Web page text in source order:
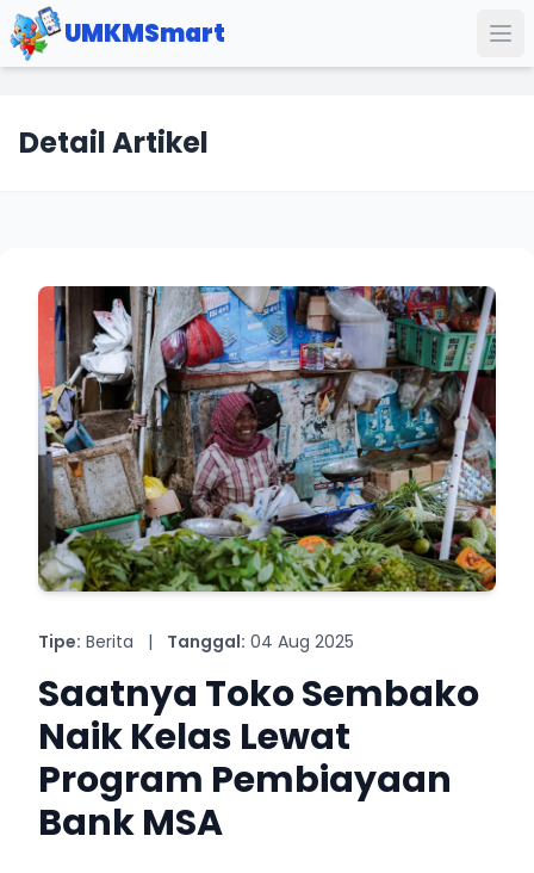
UMKMSmart
Detail Artikel
Tipe: Berita | Tanggal: 04 Aug 2025
Saatnya Toko Sembako
Naik Kelas Lewat
Program Pembiayaan
Bank MSA